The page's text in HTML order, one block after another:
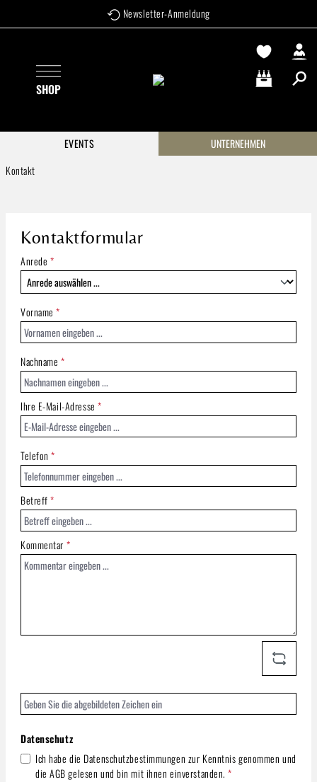
Zum Hauptinhalt springen Newsletter-Anmeldung
SHOP Warenkorb
EVENTS
UNTERNEHMEN
Kontakt
Kontaktformular
Anrede *
Vorname*
Nachname*
Ihre E-Mail-Adresse*
Telefon*
Betreff*
Kommentar *
Datenschutz
Ich habe die Datenschutzbestimmungen zur Kenntnis genommen und
dieAGBgelesen und bin mit ihnen einverstanden.*